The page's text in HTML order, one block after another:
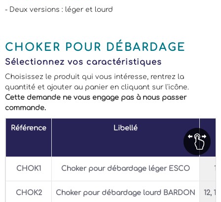
- Deux versions : léger et lourd
CHOKER POUR DÉBARDAGE
Sélectionnez vos caractéristiques
Choisissez le produit qui vous intéresse, rentrez la
quantité et ajouter au panier en cliquant sur l'icône.
Cette demande ne vous engage pas à nous passer
commande.
Référence Libellé
CHOK1 Choker pour débardage léger ESCO
CHOK2 Choker pour débardage lourd BARDON 12,